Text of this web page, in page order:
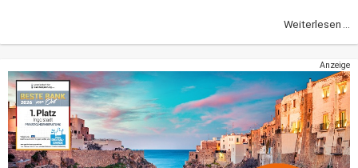
Weiterlesen ...
Anzeige